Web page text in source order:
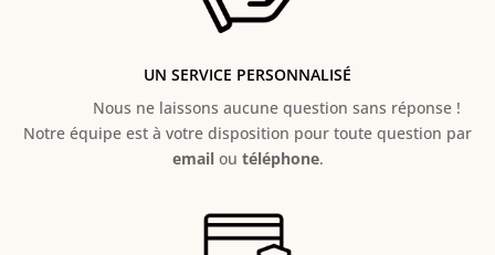
UN SERVICE PERSONNALISÉ
Nous ne laissons aucune question sans réponse !
Notre équipe est à votre disposition pour toute question par
emailou téléphone.